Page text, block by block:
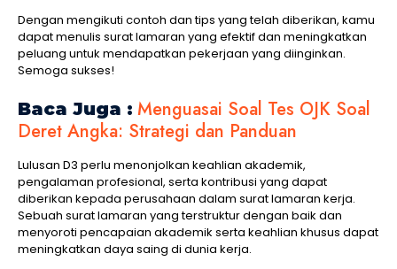
Dengan mengikuti contoh dan tips yang telah diberikan, kamu
dapat menulis surat lamaran yang efektif dan meningkatkan
peluang untuk mendapatkan pekerjaan yang diinginkan.
Semoga sukses!
Baca Juga : Menguasai Soal Tes OJK Soal
Deret Angka: Strategi dan Panduan
Lulusan D3 perlu menonjolkan keahlian akademik,
pengalaman profesional, serta kontribusi yang dapat
diberikan kepada perusahaan dalam surat lamaran kerja.
Sebuah surat lamaran yang terstruktur dengan baik dan
menyoroti pencapaian akademik serta keahlian khusus dapat
meningkatkan daya saing di dunia kerja.